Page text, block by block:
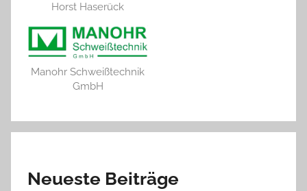
Horst Haserück
Manohr Schweißtechnik
GmbH
Neueste Beiträge